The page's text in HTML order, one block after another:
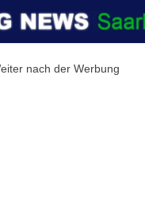
nach der Werbung